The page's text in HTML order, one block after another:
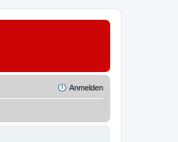
Anmelden